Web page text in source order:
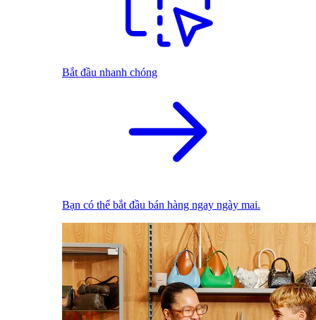
Bắt đầu nhanh chóng
Bạn có thể bắt đầu bán hàng ngay ngày mai.